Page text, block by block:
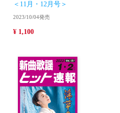
＜11月・12月号＞
2023/10/04発売
¥ 1,100